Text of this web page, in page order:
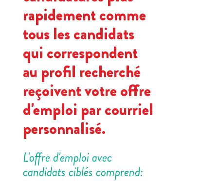
rapidement comme
tous les candidats
qui correspondent
au profil recherché
reçoivent votre offre
d'emploi par courriel
personnalisé.
L'offre d'emploi avec
candidats ciblés comprend: